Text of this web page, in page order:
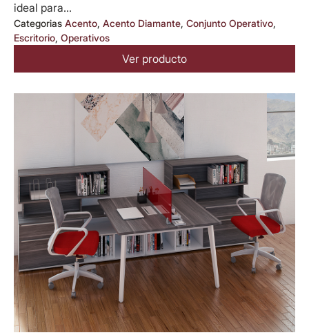
ideal para...
Categorias Acento, Acento Diamante, Conjunto Operativo,
Escritorio, Operativos
Ver producto